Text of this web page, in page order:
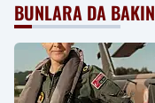
BUNLARA DA BAKIN